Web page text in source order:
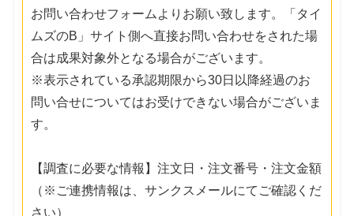
お問い合わせフォームよりお願い致します。「タイ
ムズのB」サイト側へ直接お問い合わせをされた場
合は成果対象外となる場合がございます。
※表示されている承認期限から30日以降経過のお
問い合せについてはお受けできない場合がございま
す。
【調査に必要な情報】注文日・注文番号・注文金額
（※ご連携情報は、サンクスメールにてご確認くだ
さい）